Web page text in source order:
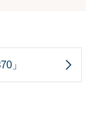
」